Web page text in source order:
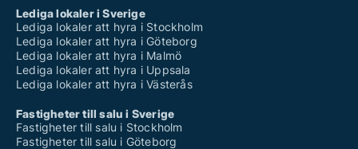
Lediga lokaler i Sverige
Lediga lokaler att hyra i Stockholm
Lediga lokaler att hyra i Göteborg
Lediga lokaler att hyra i Malmö
Lediga lokaler att hyra i Uppsala
Lediga lokaler att hyra i Västerås
Fastigheter till salu i Sverige
Fastigheter till salu i Stockholm
Fastigheter till salu i Göteborg